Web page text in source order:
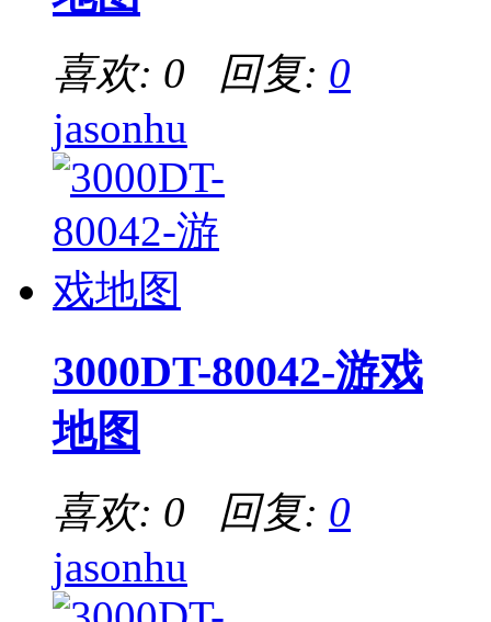
喜欢: 0 回复: 0
jasonhu
3000DT-80042-游戏
地图
喜欢: 0 回复: 0
jasonhu